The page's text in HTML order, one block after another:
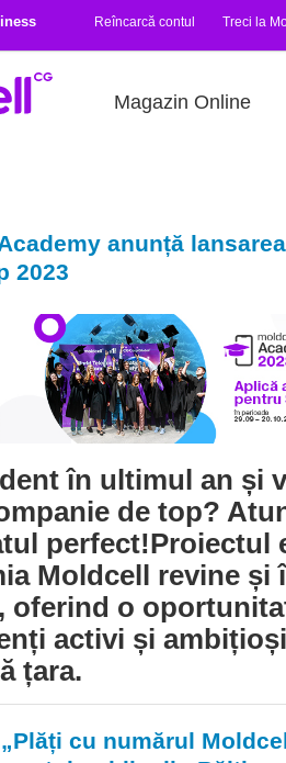
Reîncarcă contul Treci la
Magazin Online
anunță
2023
în ultimul an și
de top?
perfect!Proiectul
Moldcell revine și
oferind o
activi și
țara.
cu numărul